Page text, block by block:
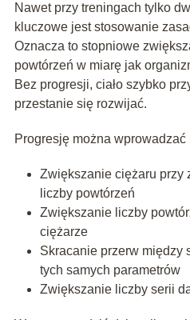
Nawet przy treningach tylko
kluczowe jest stosowanie
Oznacza to stopniowe
powtórzeń w miarę jak
Bez progresji, ciało szybko
przestanie się rozwijać.
Progresję można
Zwiększanie ciężaru przy
liczby powtórzeń
Zwiększanie liczby
ciężarze
Skracanie przerw między
tych samych parametrów
Zwiększanie liczby serii